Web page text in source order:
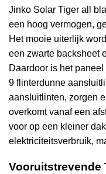
Jinko Solar Tiger all
een hoog vermogen,
Het mooie uiterlijk
een zwarte backsheet
Daardoor is het
9 flinterdunne
aansluitlinten, zorgen
overkomt vanaf een
voor op een kleiner
elektriciteitsverbruik,
Vooruitstrevende